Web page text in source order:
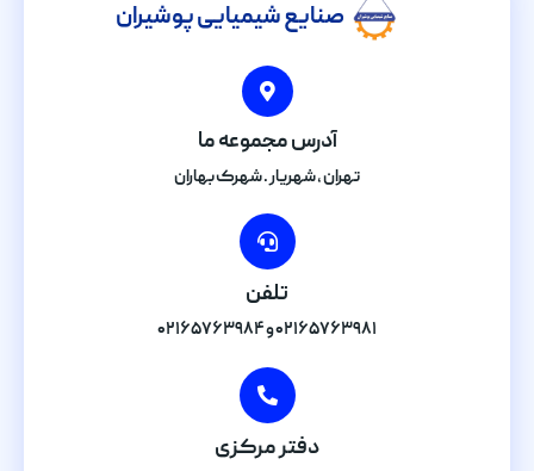
صنایع شیمیایی پوشیران
آدرس مجموعه ما
تهران , شهریار . شهرک بهاران
تلفن
۰۲۱۶۵۷۶۳۹۸۱ و ۰۲۱۶۵۷۶۳۹۸۴
دفتر مرکزی